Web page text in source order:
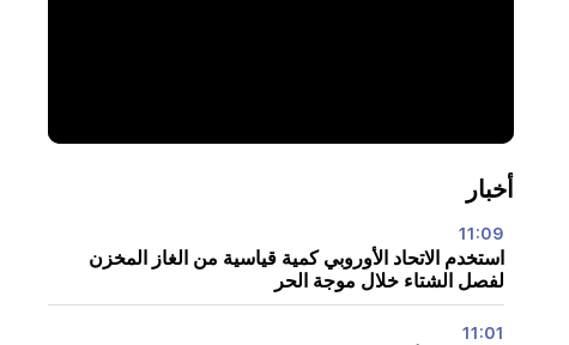
أخبار
11:09
استخدم الاتحاد الأوروبي كمية قياسية من الغاز المخزن
لفصل الشتاء خلال موجة الحر
11:01